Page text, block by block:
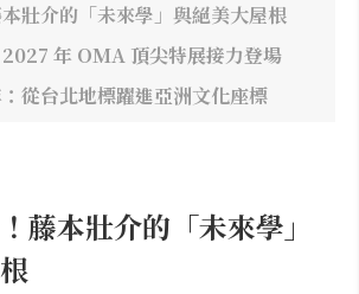
壯介的「未來學」與絕美大屋根
年 OMA 頂尖特展接力登場
從台北地標躍進亞洲文化座標
藤本壯介的「未來學」